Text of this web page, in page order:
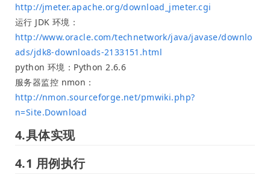
http://jmeter.apache.org/download_jmeter.cgi
运行 JDK 环境：
http://www.oracle.com/technetwork/java/javase/downlo
ads/jdk8-downloads-2133151.html
python 环境：Python 2.6.6
服务器监控 nmon：
http://nmon.sourceforge.net/pmwiki.php?
n=Site.Download
4.具体实现
4.1 用例执行